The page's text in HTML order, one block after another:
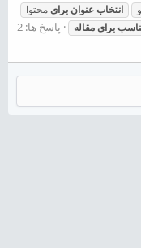
انتخابعنوان برایمحتوا
برایمقاله
پاسخ ها: 2